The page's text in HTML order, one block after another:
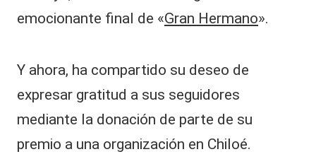
T
y
R
e
d
emocionante final de «Gran Hermano».
Y ahora, ha compartido su deseo de
expresar gratitud a sus seguidores
mediante la donación de parte de su
premio a una organización en Chiloé.